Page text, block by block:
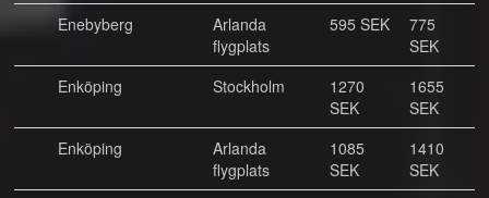
Enebyberg
Arlanda
flygplats
595 SEK
775
SEK
Enköping
Stockholm
1270
SEK
1655
SEK
Enköping
Arlanda
flygplats
1085
SEK
1410
SEK